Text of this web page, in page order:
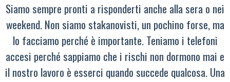
Siamo sempre pronti a risponderti anche alla sera o nei
weekend. Non siamo stakanovisti, un pochino forse, ma
lo facciamo perché è importante. Teniamo i telefoni
accesi perché sappiamo che i rischi non dormono mai e
il nostro lavoro è esserci quando succede qualcosa. Una